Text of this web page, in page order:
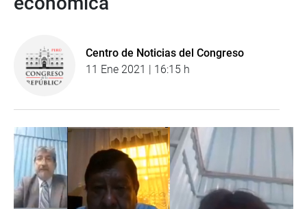
Centro de Noticias del Congreso
11 Ene 2021 | 16:15 h